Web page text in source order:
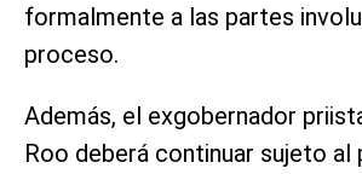
formalmente a las partes
proceso.
Además, el exgobernador
Roo deberá continuar sujeto al